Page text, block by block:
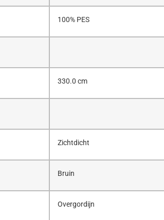
100% PES
330.0 cm
Zichtdicht
Bruin
Overgordijn